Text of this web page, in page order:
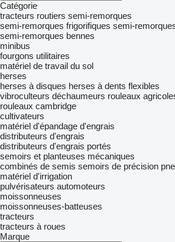
Catégorie
tracteurs routiers semi-remorques
semi-remorques frigorifiques semi-
semi-remorques bennes
minibus
fourgons utilitaires
matériel de travail du sol
herses
herses à disques herses à dents flexibles
vibroculteurs déchaumeurs rouleaux
rouleaux cambridge
cultivateurs
matériel d'épandage d'engrais
distributeurs d'engrais
distributeurs d'engrais portés
semoirs et planteuses mécaniques
combinés de semis semoirs de précision
matériel d'irrigation
pulvérisateurs automoteurs
moissonneuses
moissonneuses-batteuses
tracteurs
tracteurs à roues
Marque